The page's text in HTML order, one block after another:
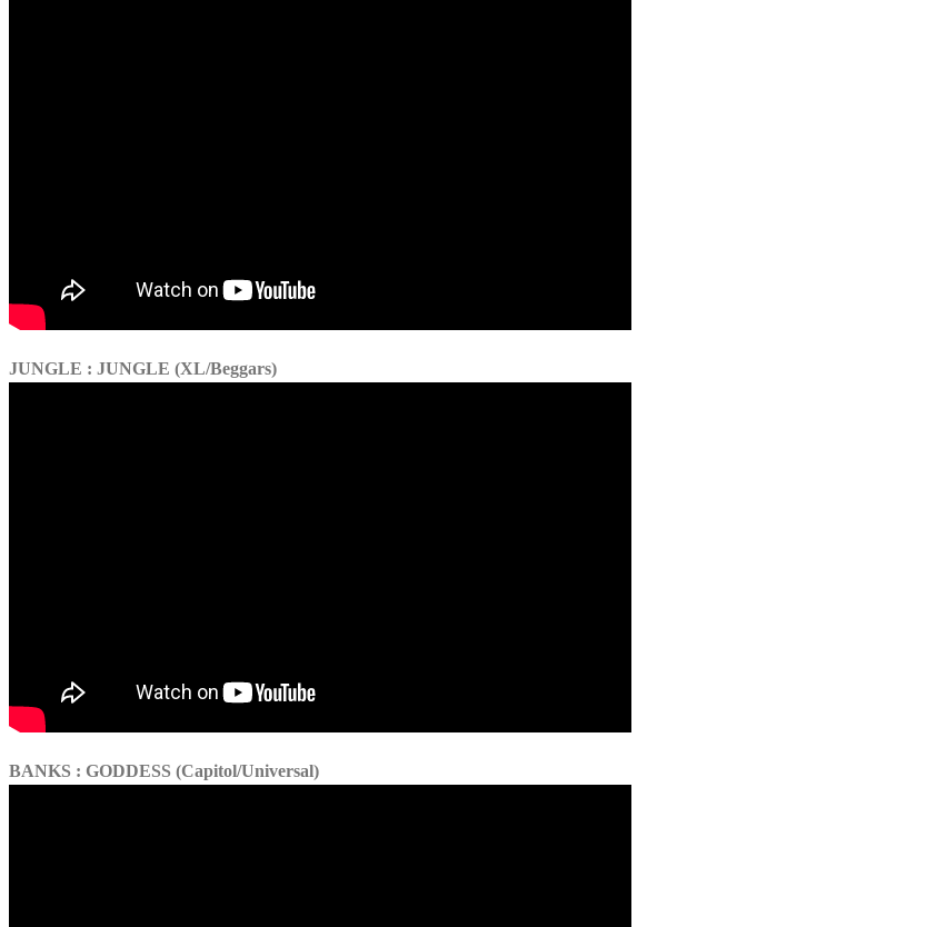
JUNGLE : JUNGLE (XL/Beggars)
BANKS : GODDESS (Capitol/Universal)